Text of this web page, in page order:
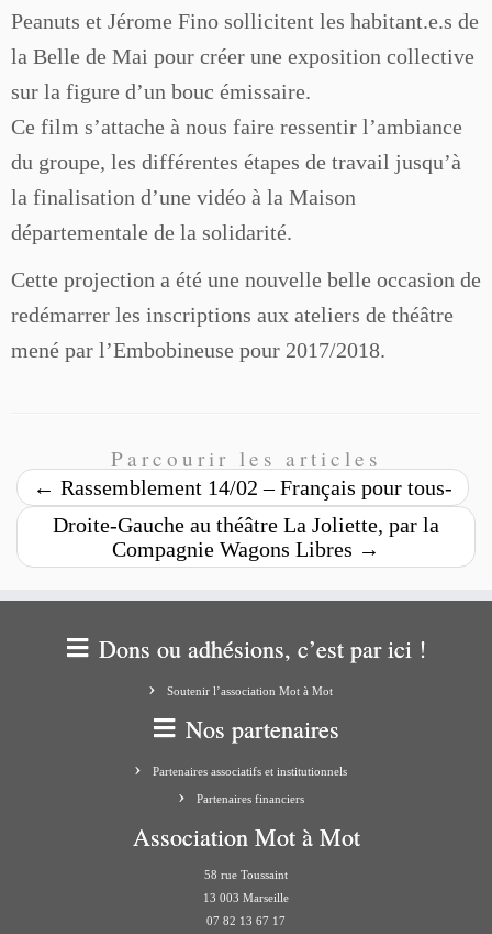
Peanuts et Jérome Fino sollicitent les habitant.e.s de
la Belle de Mai pour créer une exposition collective
sur la figure d’un bouc émissaire.
Ce film s’attache à nous faire ressentir l’ambiance
du groupe, les différentes étapes de travail jusqu’à
la finalisation d’une vidéo à la Maison
départementale de la solidarité.
Cette projection a été une nouvelle belle occasion de
redémarrer les inscriptions aux ateliers de théâtre
mené par l’Embobineuse pour 2017/2018.
Parcourir les articles
← Rassemblement 14/02 – Français pour tous-
Droite-Gauche au théâtre La Joliette, par la
Compagnie Wagons Libres →
Dons ou adhésions, c’est par ici !
Soutenir l’association Mot à Mot
Nos partenaires
Partenaires associatifs et institutionnels
Partenaires financiers
Association Mot à Mot
58 rue Toussaint
13 003 Marseille
07 82 13 67 17